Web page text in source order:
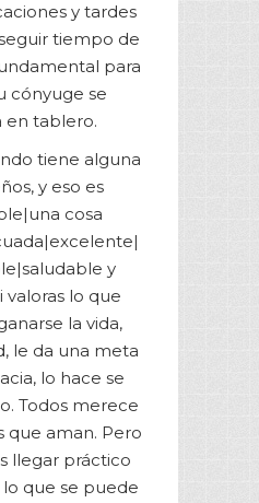
y tardes
tiempo de
para
cónyuge se
en tablero.
tiene alguna
y eso es
cosa
y
valoras lo que
la vida,
le da una meta
lo hace se
Todos merece
que aman. Pero
llegar práctico
que se puede